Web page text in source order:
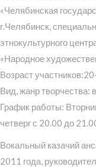
«Челябинская
г.Челябинск,
этнокультурного
«Народное
Возраст
Вид, жанр творчества:
График работы:
четверг с 20.00 до
Вокальный казачий
2011 года,